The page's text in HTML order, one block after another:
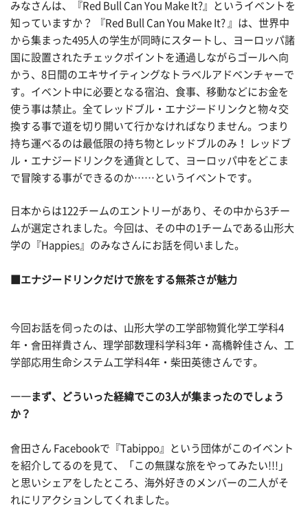
みなさんは、『Red Bull Can You Make It?』というイベントを
知っていますか？ 『Red Bull Can You Make It? 』は、世界中
から集まった495人の学生が同時にスタートし、ヨーロッパ諸
国に設置されたチェックポイントを通過しながらゴールへ向
かう、8日間のエキサイティングなトラベルアドベンチャーで
す。イベント中に必要となる宿泊、食事、移動などにお金を
使う事は禁止。全てレッドブル・エナジードリンクと物々交
換する事で道を切り開いて行かなければなりません。つまり
持ち運べるのは最低限の持ち物とレッドブルのみ！ レッドブ
ル・エナジードリンクを通貨として、ヨーロッパ中をどこま
で冒険する事ができるのか……というイベントです。
日本からは122チームのエントリーがあり、その中から3チー
ムが選定されました。今回は、その中の1チームである山形大
学の『Happies』のみなさんにお話を伺いました。
■エナジードリンクだけで旅をする無茶さが魅力
今回お話を伺ったのは、山形大学の工学部物質化学工学科4
年・會田祥貴さん、理学部数理科学科3年・高橋幹佳さん、工
学部応用生命システム工学科4年・柴田英徳さんです。
――まず、どういった経緯でこの3人が集まったのでしょう
か？
會田さん Facebookで『Tabippo』という団体がこのイベント
を紹介してるのを見て、「この無謀な旅をやってみたい!!!」
と思いシェアをしたところ、海外好きのメンバーの二人がそ
れにリアクションしてくれました。